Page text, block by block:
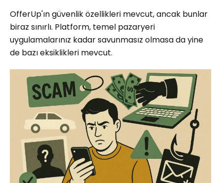
OfferUp'ın güvenlik özellikleri mevcut, ancak bunlar
biraz sınırlı. Platform, temel pazaryeri
uygulamalarınız kadar savunmasız olmasa da yine
de bazı eksiklikleri mevcut.